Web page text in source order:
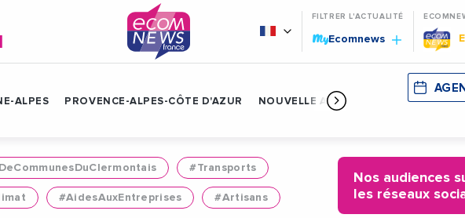
FILTRER L'ACTUALITÉ
MyEcomnews
ALPES PROVENCE-ALPES-CÔTE D'AZUR NOUVELLE AQUITAINE CORSE
#Transports
#AidesAuxEntreprises #Artisans
Nos audiences
les réseaux